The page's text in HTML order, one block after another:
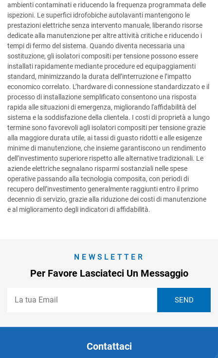
ambienti contaminati e riducendo la frequenza programmata delle
ispezioni. Le superfici idrofobiche autolavanti mantengono le
prestazioni elettriche senza intervento manuale, liberando risorse
dedicate alla manutenzione per altre attività critiche e riducendo i
tempi di fermo del sistema. Quando diventa necessaria una
sostituzione, gli isolatori compositi per tensione possono essere
installati rapidamente mediante procedure ed equipaggiamenti
standard, minimizzando la durata dell’interruzione e l’impatto
economico correlato. L’hardware di connessione standardizzato e il
processo di installazione semplificato consentono una risposta
rapida alle situazioni di emergenza, migliorando l'affidabilità del
sistema e la soddisfazione della clientela. I costi di proprietà a lungo
termine sono favorevoli agli isolatori compositi per tensione grazie
alla maggiore durata utile, ai tassi di guasto ridotti e alle esigenze
minime di manutenzione, che insieme garantiscono un rendimento
dell’investimento superiore rispetto alle alternative tradizionali. Le
aziende elettriche segnalano risparmi sostanziali nelle spese
operative passando alla tecnologia composita, con periodi di
recupero dell’investimento generalmente raggiunti entro il primo
decennio di servizio, grazie alla riduzione dei costi di manutenzione
e al miglioramento degli indicatori di affidabilità.
NEWSLETTER
Per Favore Lasciateci Un Messaggio
Contattaci